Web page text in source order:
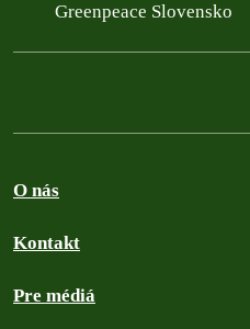
Greenpeace Slovensko
O nás
Kontakt
Pre médiá